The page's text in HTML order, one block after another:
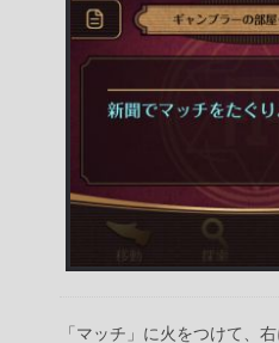
「マッチ」に火をつけて、右